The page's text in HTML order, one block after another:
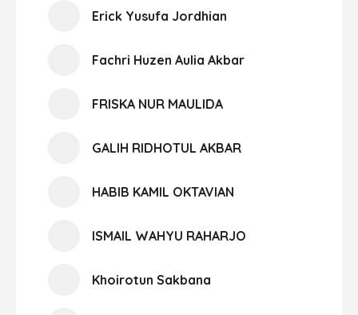
Erick Yusufa Jordhian
Fachri Huzen Aulia Akbar
FRISKA NUR MAULIDA
GALIH RIDHOTUL AKBAR
HABIB KAMIL OKTAVIAN
ISMAIL WAHYU RAHARJO
Khoirotun Sakbana